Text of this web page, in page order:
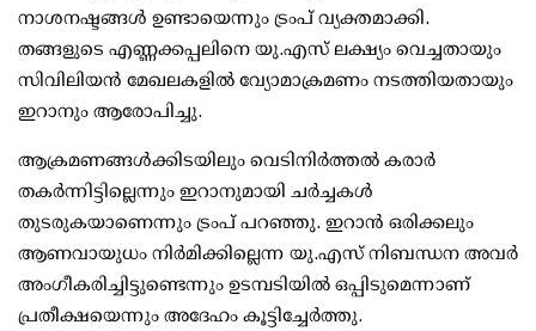
നാശനഷ്ടങ്ങള്‍ ഉണ്ടായെന്നും ട്രംപ് വ്യക്തമാക്കി.
തങ്ങളുടെ എണ്ണക്കപ്പലിനെ യു.എസ് ലക്ഷ്യം വെച്ചതായും
സിവിലിയന്‍ മേഖലകളില്‍ വ്യോമാക്രമണം നടത്തിയതായും
ഇറാനും ആരോപിച്ചു.
ആക്രമണങ്ങള്‍ക്കിടയിലും വെടിനിര്‍ത്തല്‍ കരാര്‍
തകര്‍ന്നിട്ടില്ലെന്നും ഇറാനുമായി ചര്‍ച്ചകള്‍
തുടരുകയാണെന്നും ട്രംപ് പറഞ്ഞു. ഇറാന്‍ ഒരിക്കലും
ആണവായുധം നിര്‍മിക്കില്ലെന്ന യു.എസ് നിബന്ധന അവര്‍
അംഗീകരിച്ചിട്ടുണ്ടെന്നും ഉടമ്പടിയില്‍ ഒപ്പിടുമെന്നാണ്
പ്രതീക്ഷയെന്നും അദേഹം കൂട്ടിച്ചേര്‍ത്തു.